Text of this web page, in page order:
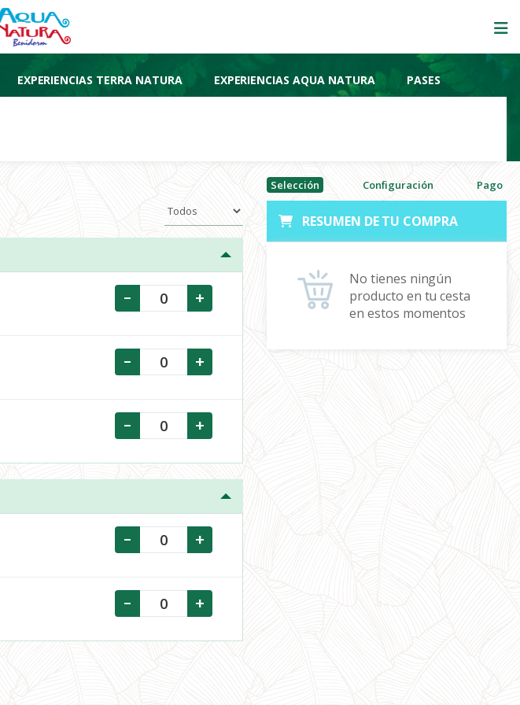
EXPERIENCIAS TERRA NATURA EXPERIENCIAS AQUA NATURA PASES
- +
- +
- +
- +
- +
Selección Configuración Pago
RESUMEN DE TU COMPRA
No tienes ningún
producto en tu cesta
en estos momentos